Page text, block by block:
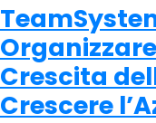
Crescita
Crescere